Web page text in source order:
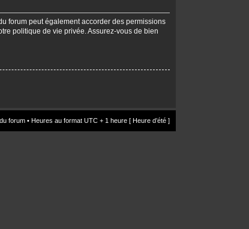
forum peut également accorder des permissions
politique de vie privée. Assurez-vous de bien
forum • Heures au format UTC + 1 heure [ Heure d’été ]